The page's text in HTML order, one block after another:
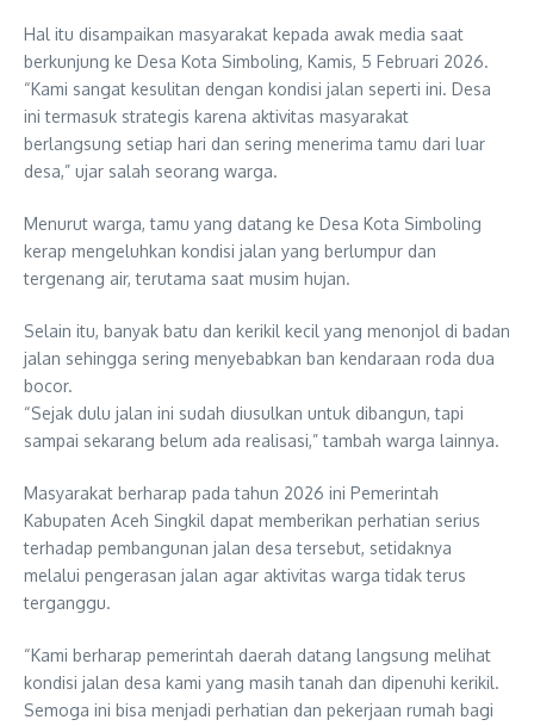
Hal itu disampaikan masyarakat kepada awak media saat
berkunjung ke Desa Kota Simboling, Kamis, 5 Februari 2026.
“Kami sangat kesulitan dengan kondisi jalan seperti ini. Desa
ini termasuk strategis karena aktivitas masyarakat
berlangsung setiap hari dan sering menerima tamu dari luar
desa,” ujar salah seorang warga.
Menurut warga, tamu yang datang ke Desa Kota Simboling
kerap mengeluhkan kondisi jalan yang berlumpur dan
tergenang air, terutama saat musim hujan.
Selain itu, banyak batu dan kerikil kecil yang menonjol di badan
jalan sehingga sering menyebabkan ban kendaraan roda dua
bocor.
“Sejak dulu jalan ini sudah diusulkan untuk dibangun, tapi
sampai sekarang belum ada realisasi,” tambah warga lainnya.
Masyarakat berharap pada tahun 2026 ini Pemerintah
Kabupaten Aceh Singkil dapat memberikan perhatian serius
terhadap pembangunan jalan desa tersebut, setidaknya
melalui pengerasan jalan agar aktivitas warga tidak terus
terganggu.
“Kami berharap pemerintah daerah datang langsung melihat
kondisi jalan desa kami yang masih tanah dan dipenuhi kerikil.
Semoga ini bisa menjadi perhatian dan pekerjaan rumah bagi